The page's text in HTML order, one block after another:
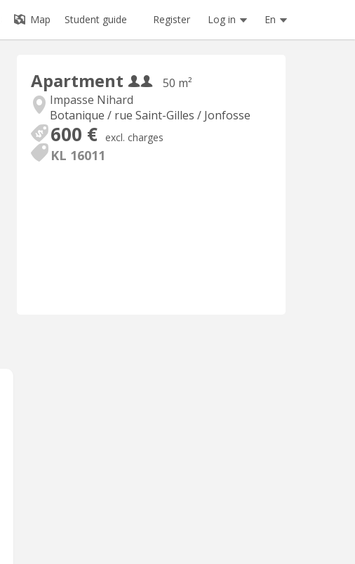
Map Student guide Register Log in En
Apartment
50 m²
Impasse Nihard
Botanique / rue Saint-Gilles / Jonfosse
600 € excl. charges
KL 16011